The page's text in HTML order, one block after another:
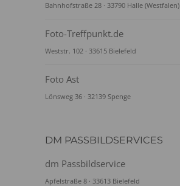
Bahnhofstraße 28 · 33790 Halle (Westfalen)
Foto-Treffpunkt.de
Weststr. 102 · 33615 Bielefeld
Foto Ast
Lönsweg 36 · 32139 Spenge
DM PASSBILDSERVICES
dm Passbildservice
Apfelstraße 8 · 33613 Bielefeld